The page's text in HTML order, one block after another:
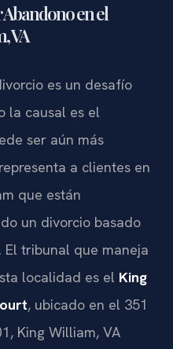
en el
VA
es un desafío
la causal es el
ser aún más
a clientes en
que están
un divorcio basado
tribunal que maneja
localidad es el King
, ubicado en el 351
King William, VA